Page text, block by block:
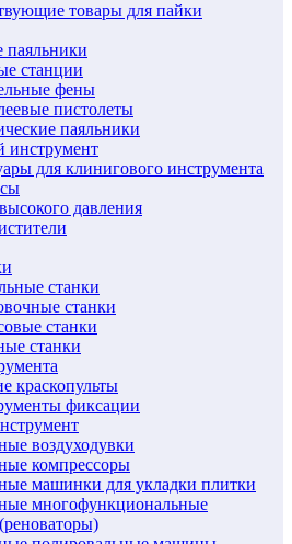
товары для пайки
паяльники
станции
фены
пистолеты
паяльники
инструмент
для клинигового инструмента
давления
станки
станки
станки
станки
краскопульты
фиксации
воздуходувки
компрессоры
машинки для укладки плитки
многофункциональные